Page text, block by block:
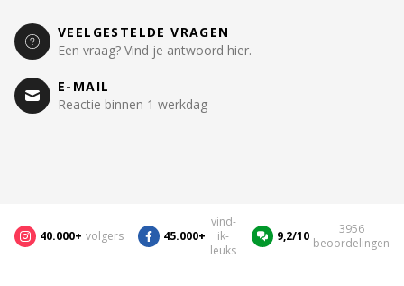
VEELGESTELDE VRAGEN
Een vraag? Vind je antwoord hier.
E-MAIL
Reactie binnen 1 werkdag
40.000+ volgers 45.000+
vind-
ik-
leuks
9,2/10
3956
beoordelingen